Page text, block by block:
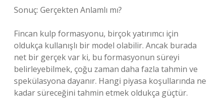
Sonuç: Gerçekten Anlamlı mı?
Fincan kulp formasyonu, birçok yatırımcı için
oldukça kullanışlı bir model olabilir. Ancak burada
net bir gerçek var ki, bu formasyonun süreyi
belirleyebilmek, çoğu zaman daha fazla tahmin ve
spekülasyona dayanır. Hangi piyasa koşullarında ne
kadar süreceğini tahmin etmek oldukça güçtür.